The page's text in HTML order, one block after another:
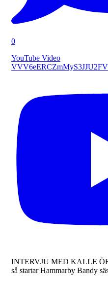
0
YouTube Video
INTERVJU MED KALLE
så startar Hammarby Bandy